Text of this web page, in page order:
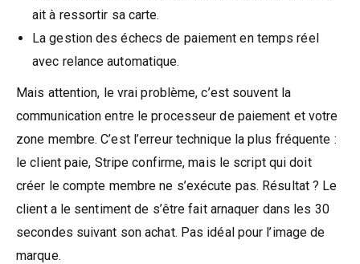
ait à ressortir sa carte.
La gestion des échecs de paiement en temps réel
avec relance automatique.
Mais attention, le vrai problème, c’est souvent la
communication entre le processeur de paiement et votre
zone membre. C’est l’erreur technique la plus fréquente :
le client paie, Stripe confirme, mais le script qui doit
créer le compte membre ne s’exécute pas. Résultat ? Le
client a le sentiment de s’être fait arnaquer dans les 30
secondes suivant son achat. Pas idéal pour l’image de
marque.